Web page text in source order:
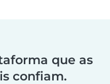
que as
confiam.